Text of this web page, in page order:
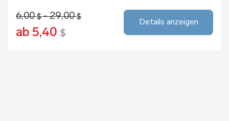
6,00$- 29,00$
ab 5,40 $
Details anzeigen